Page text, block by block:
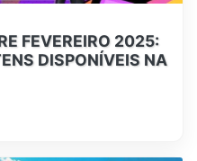
FEVEREIRO 2025:
DISPONÍVEIS NA